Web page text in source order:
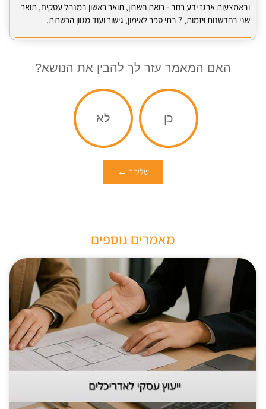
ובאמצעות ארגז ידע רחב - רואת חשבון, תואר ראשון במנהל עסקים, תואר
שני בחדשנות ויזמות, 7 בתי ספר לאימון, גישור ועוד מגוון הכשרות.
האם המאמר עזר לך להבין את הנושא?
כן לא
שליחה ←
מאמרים נוספים